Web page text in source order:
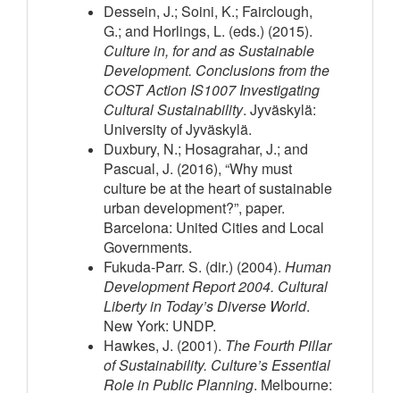
Dessein, J.; Soini, K.; Fairclough,
G.; and Horlings, L. (eds.) (2015).
Culture in, for and as Sustainable
Development. Conclusions from the
COST Action IS1007 Investigating
Cultural Sustainability. Jyväskylä:
University of Jyväskylä.
Duxbury, N.; Hosagrahar, J.; and
Pascual, J. (2016), “Why must
culture be at the heart of sustainable
urban development?”, paper.
Barcelona: United Cities and Local
Governments.
Fukuda-Parr. S. (dir.) (2004). Human
Development Report 2004. Cultural
Liberty in Today’s Diverse World.
New York: UNDP.
Hawkes, J. (2001). The Fourth Pillar
of Sustainability. Culture’s Essential
Role in Public Planning. Melbourne: